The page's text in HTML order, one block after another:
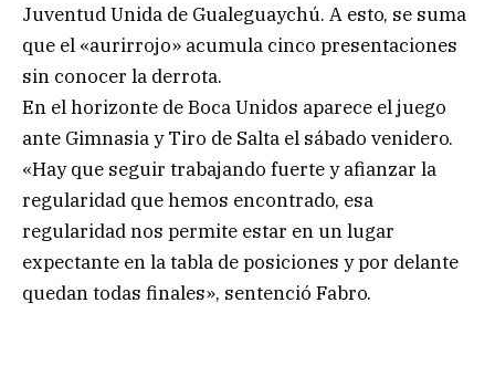
Juventud Unida de Gualeguaychú. A esto, se suma
que el «aurirrojo» acumula cinco presentaciones
sin conocer la derrota.
En el horizonte de Boca Unidos aparece el juego
ante Gimnasia y Tiro de Salta el sábado venidero.
«Hay que seguir trabajando fuerte y afianzar la
regularidad que hemos encontrado, esa
regularidad nos permite estar en un lugar
expectante en la tabla de posiciones y por delante
quedan todas finales», sentenció Fabro.